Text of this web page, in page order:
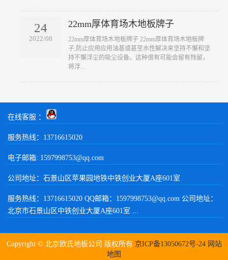
24
2022/08
22mm厚体育场木地板牌子
​22mm厚体育场木地板牌子 22mm厚体育场木地板牌
子,防止应用应用油基或甚至水性解决来坚持不懈和坚
持不懈浮尘的吸尘设备。这种很有可能会留有残留，
将浮...
在线客服 ：
服务热线：13716615020
电子邮箱: 1597998753@qq.com
公司地址：石景山区苹果园地铁中铁创业大厦A座601室
服务热线：13716615020 QQ邮箱：1597998753@qq.com 公司地址：
北京市石景山区中铁创业大厦A座601室 ...
Copyright © 北京欧氏地板公司 版权所有 京ICP备13050672号-24 网站
地图